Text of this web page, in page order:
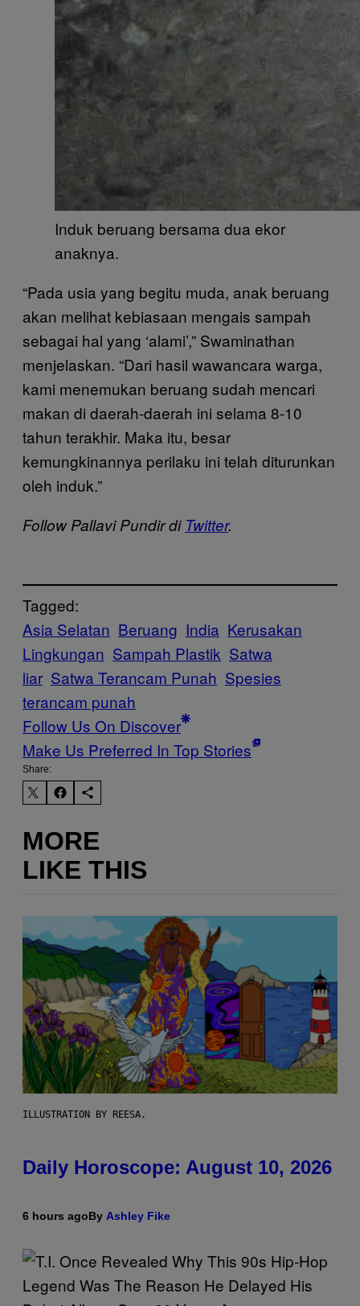
Induk beruang bersama dua ekor
anaknya.
“Pada usia yang begitu muda, anak beruang
akan melihat kebiasaan mengais sampah
sebagai hal yang ‘alami’,” Swaminathan
menjelaskan. “Dari hasil wawancara warga,
kami menemukan beruang sudah mencari
makan di daerah-daerah ini selama 8-10
tahun terakhir. Maka itu, besar
kemungkinannya perilaku ini telah diturunkan
oleh induk.”
Follow Pallavi Pundir di Twitter.
Tagged:
Asia Selatan Beruang India Kerusakan
Lingkungan Sampah Plastik Satwa
liar Satwa Terancam Punah Spesies
terancam punah
Follow Us On Discover
Make Us Preferred In Top Stories
Share:
MORE
LIKE THIS
ILLUSTRATION BY REESA.
Daily Horoscope: August 10, 2026
6 hours agoBy Ashley Fike